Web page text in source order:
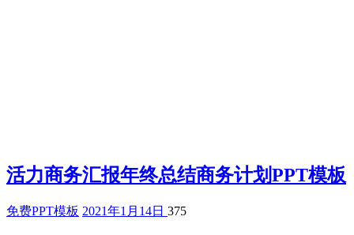
活力商务汇报年终总结商务计划PPT模板
免费PPT模板 2021年1月14日 375